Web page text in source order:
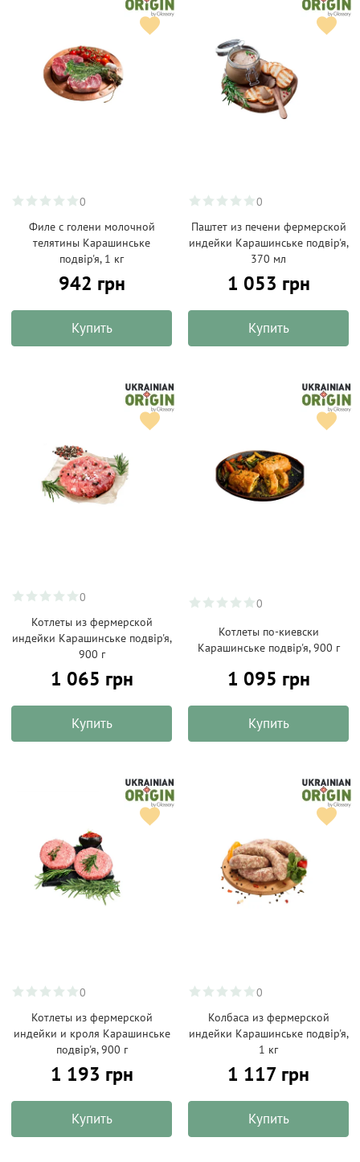
0
Филе с голени молочной
телятины Карашинське
подвір'я, 1 кг
942 грн
Купить
0
Паштет из печени фермерской
индейки Карашинське подвір'я,
370 мл
1 053 грн
Купить
0
Котлеты из фермерской
индейки Карашинське подвір'я,
900 г
1 065 грн
Купить
0
Котлеты по-киевски
Карашинське подвір'я, 900 г
1 095 грн
Купить
0
Котлеты из фермерской
индейки и кроля Карашинське
подвір'я, 900 г
1 193 грн
Купить
0
Колбаса из фермерской
индейки Карашинське подвір'я,
1 кг
1 117 грн
Купить